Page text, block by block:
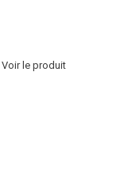
Voir le produit